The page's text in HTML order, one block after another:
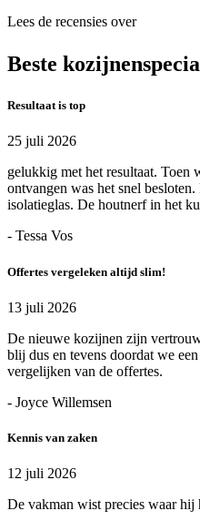
Lees de recensies over
Beste
Resultaat is top
25 juli 2026
gelukkig met het resultaat. Toen
ontvangen was het snel
isolatieglas. De houtnerf in het
- Tessa Vos
Offertes vergeleken altijd slim!
13 juli 2026
De nieuwe kozijnen zijn
blij dus en tevens doordat we
vergelijken van de offertes.
- Joyce Willemsen
Kennis van zaken
12 juli 2026
De vakman wist precies waar hij